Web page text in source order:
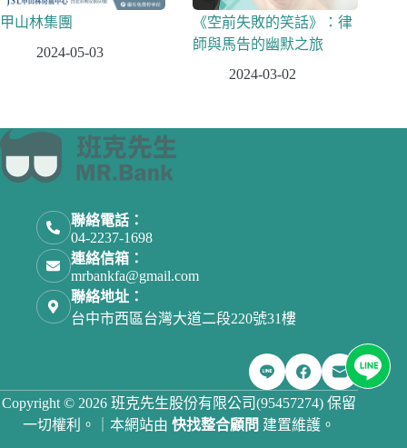
甲山林集團
2024-05-03
《空前失敗的笑話》：律
師與馬告的幽默之旅
2024-03-02
聯絡電話：
04-2237-1698
連絡信箱：
mrbankfa@gmail.com
聯絡地址：
台中市西區台灣大道二段220號31樓
Copyright © 2026 班克先生股份有限公司(95457274) 保留
一切權利。｜本網站由快找整合顧問 建置維護。